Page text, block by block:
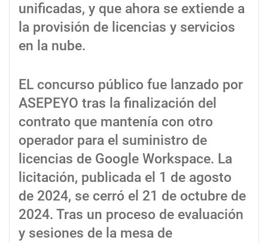
unificadas, y que ahora se extiende a
la provisión de licencias y servicios
en la nube.
EL concurso público fue lanzado por
ASEPEYO tras la finalización del
contrato que mantenía con otro
operador para el suministro de
licencias de Google Workspace. La
licitación, publicada el 1 de agosto
de 2024, se cerró el 21 de octubre de
2024. Tras un proceso de evaluación
y sesiones de la mesa de